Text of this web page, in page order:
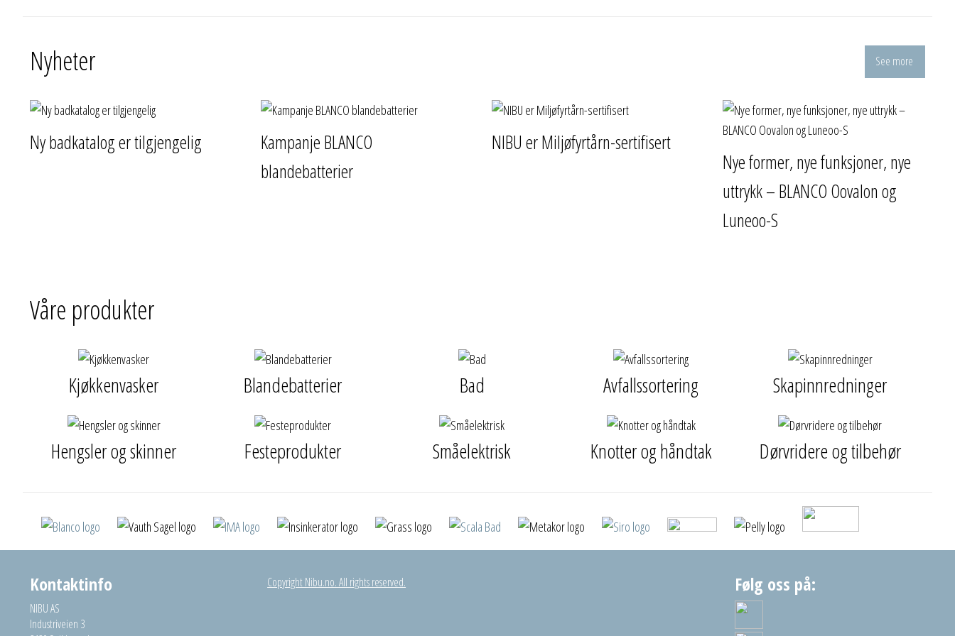
See more
Nyheter
Ny badkatalog er tilgjengelig
Kampanje BLANCO
blandebatterier
NIBU er Miljøfyrtårn-sertifisert
Nye former, nye funksjoner, nye
uttrykk – BLANCO Oovalon og
Luneoo-S
Våre produkter
Kjøkkenvasker Blandebatterier Bad Avfallssortering Skapinnredninger
Hengsler og skinner Festeprodukter Småelektrisk Knotter og håndtak Dørvridere og tilbehør
Kontaktinfo
NIBU AS
Industriveien 3
Copyright Nibu.no. All rights reserved. Følg oss på: